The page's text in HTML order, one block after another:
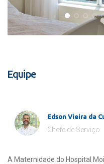
Equipe
Edson Vieira da
Chefe de Serviço
A Maternidade do Hospital